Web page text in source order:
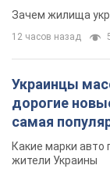
сносе домов
Зачем жилища
12 часов назад
Украинцы
дорогие
самая
Какие марки
жители Украины